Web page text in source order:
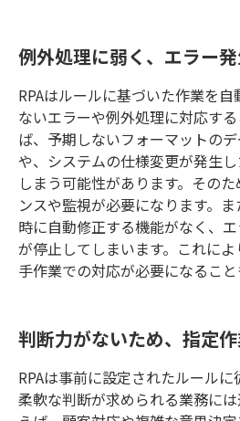
例外処理に弱く、エラー
RPAはルールに基づいた作業を
ないエラーや例外処理に対応す
ば、予期しないフォーマットの
や、システムの仕様変更が発生
しまう可能性があります。その
ンスや監視が必要になります。
時に自動修正する機能がなく、
が停止してしまいます。これによ
手作業での対応が必要になること
判断力がないため、指定
RPAは事前に設定されたルールに
柔軟な判断が求められる業務に